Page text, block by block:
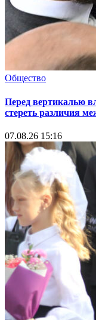
Общество
Перед вертикалью
стереть различия
07.08.26 15:16